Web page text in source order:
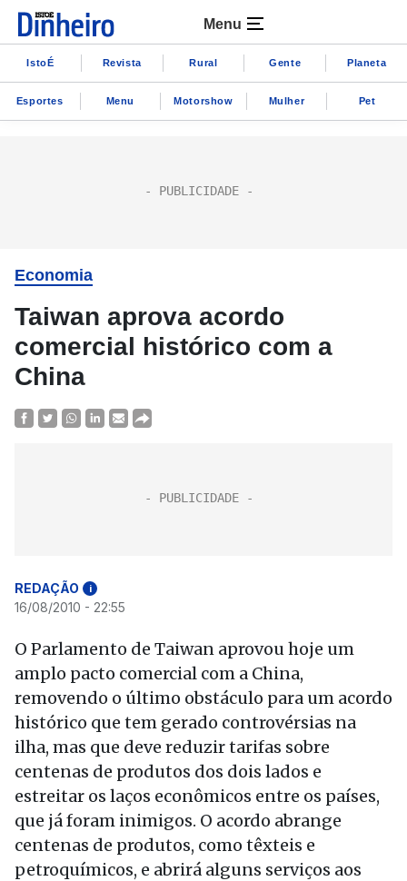
Menu
IstoÉ Revista Rural Gente Planeta
Esportes Menu Motorshow Mulher Pet
Economia
Taiwan aprova acordo
comercial histórico com a
China
REDAÇÃO i
16/08/2010 - 22:55
O Parlamento de Taiwan aprovou hoje um
amplo pacto comercial com a China,
removendo o último obstáculo para um acordo
histórico que tem gerado controvérsias na
ilha, mas que deve reduzir tarifas sobre
centenas de produtos dos dois lados e
estreitar os laços econômicos entre os países,
que já foram inimigos. O acordo abrange
centenas de produtos, como têxteis e
petroquímicos, e abrirá alguns serviços aos